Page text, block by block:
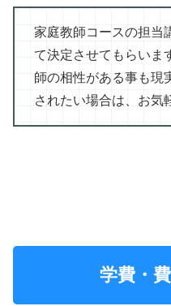
家庭教師コースの担当
て決定させてもらいま
師の相性がある事も現
されたい場合は、お気
学費・